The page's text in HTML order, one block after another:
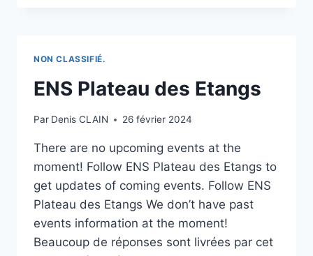
ÊTRE
RÉHABILITÉ
NON CLASSIFIÉ.
ENS Plateau des Etangs
Par Denis CLAIN 26 février 2024
There are no upcoming events at the
moment! Follow ENS Plateau des Etangs to
get updates of coming events. Follow ENS
Plateau des Etangs We don’t have past
events information at the moment!
Beaucoup de réponses sont livrées par cet